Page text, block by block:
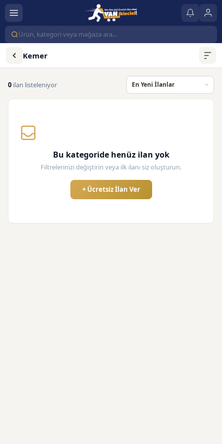
Kemer
0 ilan listeleniyor
Bu kategoride henüz ilan yok
Filtrelerinizi değiştirin veya ilk ilanı siz oluşturun.
+ Ücretsiz İlan Ver